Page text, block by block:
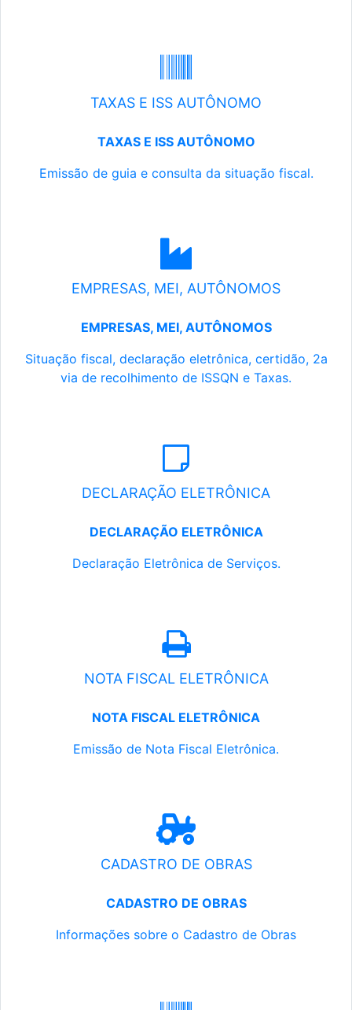
TAXAS E ISS AUTÔNOMO
TAXAS E ISS AUTÔNOMO
Emissão de guia e consulta da situação fiscal.
EMPRESAS, MEI, AUTÔNOMOS
EMPRESAS, MEI, AUTÔNOMOS
Situação fiscal, declaração eletrônica, certidão, 2a
via de recolhimento de ISSQN e Taxas.
DECLARAÇÃO ELETRÔNICA
DECLARAÇÃO ELETRÔNICA
Declaração Eletrônica de Serviços.
NOTA FISCAL ELETRÔNICA
NOTA FISCAL ELETRÔNICA
Emissão de Nota Fiscal Eletrônica.
CADASTRO DE OBRAS
CADASTRO DE OBRAS
Informações sobre o Cadastro de Obras